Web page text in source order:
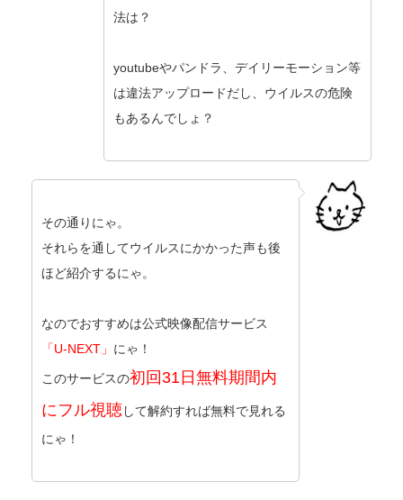
法は？
youtubeやパンドラ、デイリーモーション等
は違法アップロードだし、ウイルスの危険
もあるんでしょ？
その通りにゃ。
それらを通してウイルスにかかった声も後
ほど紹介するにゃ。
なのでおすすめは公式映像配信サービス
「U-NEXT」 にゃ！
このサービスの初回31日無料期間内
にフル視聴して解約すれば無料で見れる
にゃ！